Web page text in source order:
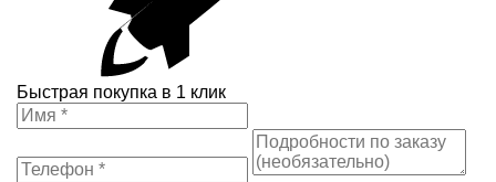
Быстрая покупка в 1 клик